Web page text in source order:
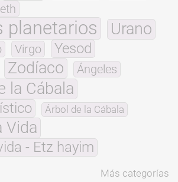
planetarios Urano
Virgo Yesod
Zodíaco Ángeles
la Cábala
Árbol de la Cábala
Vida
- Etz hayim
Más categorías